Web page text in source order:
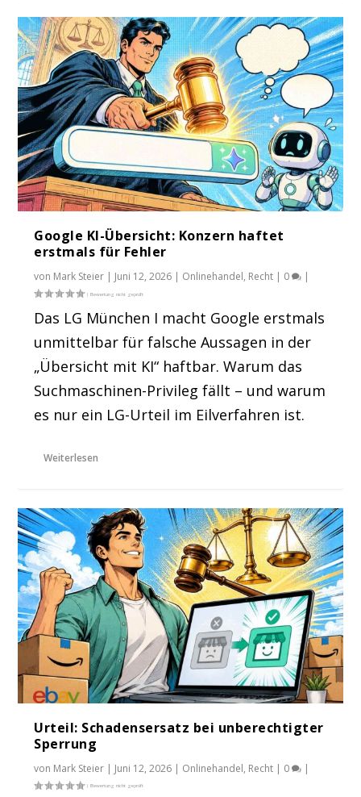
Google KI-Übersicht: Konzern haftet
erstmals für Fehler
von Mark Steier | Juni 12, 2026 | Onlinehandel, Recht | 0 |
Das LG München I macht Google erstmals
unmittelbar für falsche Aussagen in der
„Übersicht mit KI“ haftbar. Warum das
Suchmaschinen-Privileg fällt – und warum
es nur ein LG-Urteil im Eilverfahren ist.
Weiterlesen
Urteil: Schadensersatz bei unberechtigter
Sperrung
von Mark Steier | Juni 12, 2026 | Onlinehandel, Recht | 0 |